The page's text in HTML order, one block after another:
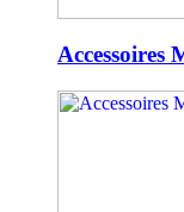
Accessoires